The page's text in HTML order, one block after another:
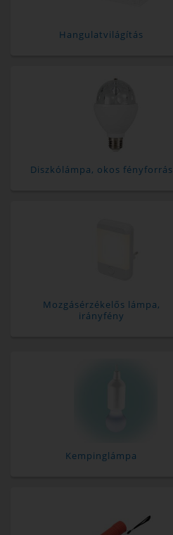
Hangulatvilágítás
Diszkólámpa, okos fényforrás
Mozgásérzékelős lámpa,
irányfény
Kempinglámpa